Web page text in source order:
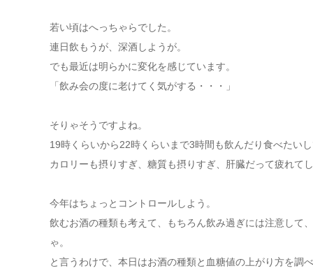
若い頃はへっちゃらでした。
連日飲もうが、深酒しようが。
でも最近は明らかに変化を感じています。
「飲み会の度に老けてく気がする・・・」
そりゃそうですよね。
19時くらいから22時くらいまで3時間も飲んだり食べたい
カロリーも摂りすぎ、糖質も摂りすぎ、肝臓だって疲れて
今年はちょっとコントロールしよう。
飲むお酒の種類も考えて、もちろん飲み過ぎには注意して
ゃ。
と言うわけで、本日はお酒の種類と血糖値の上がり方を調